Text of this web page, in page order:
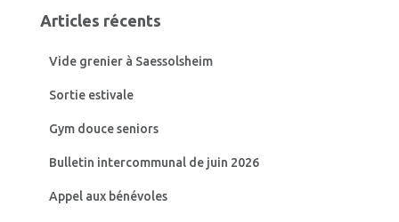
r
Articles récents
Vide grenier à Saessolsheim
Sortie estivale
Gym douce seniors
Bulletin intercommunal de juin 2026
Appel aux bénévoles